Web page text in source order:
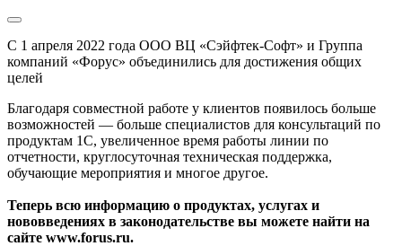
С 1 апреля 2022 года ООО ВЦ «Сэйфтек-Софт» и Группа
компаний «Форус» объединились для достижения общих
целей
Благодаря совместной работе у клиентов появилось больше
возможностей — больше специалистов для консультаций по
продуктам 1С, увеличенное время работы линии по
отчетности, круглосуточная техническая поддержка,
обучающие мероприятия и многое другое.
Теперь всю информацию о продуктах, услугах и
нововведениях в законодательстве вы можете найти на
сайте www.forus.ru.